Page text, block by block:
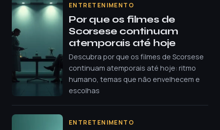
ENTRETENIMENTO
Por que os filmes de
Scorsese continuam
atemporais até hoje
Descubra por que os filmes de Scorsese
continuam atemporais até hoje: ritmo
humano, temas que não envelhecem e
escolhas
ENTRETENIMENTO